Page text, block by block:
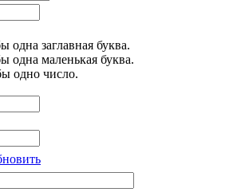
одна заглавная буква.
одна маленькая буква.
одно число.